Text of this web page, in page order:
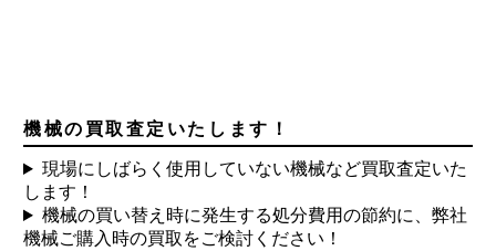
機械の買取査定いたします！
現場にしばらく使用していない機械など買取査定いた
します！
機械の買い替え時に発生する処分費用の節約に、弊社
機械ご購入時の買取をご検討ください！